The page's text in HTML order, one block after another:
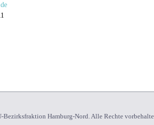
Bezirksfraktion Hamburg-Nord. Alle Rechte